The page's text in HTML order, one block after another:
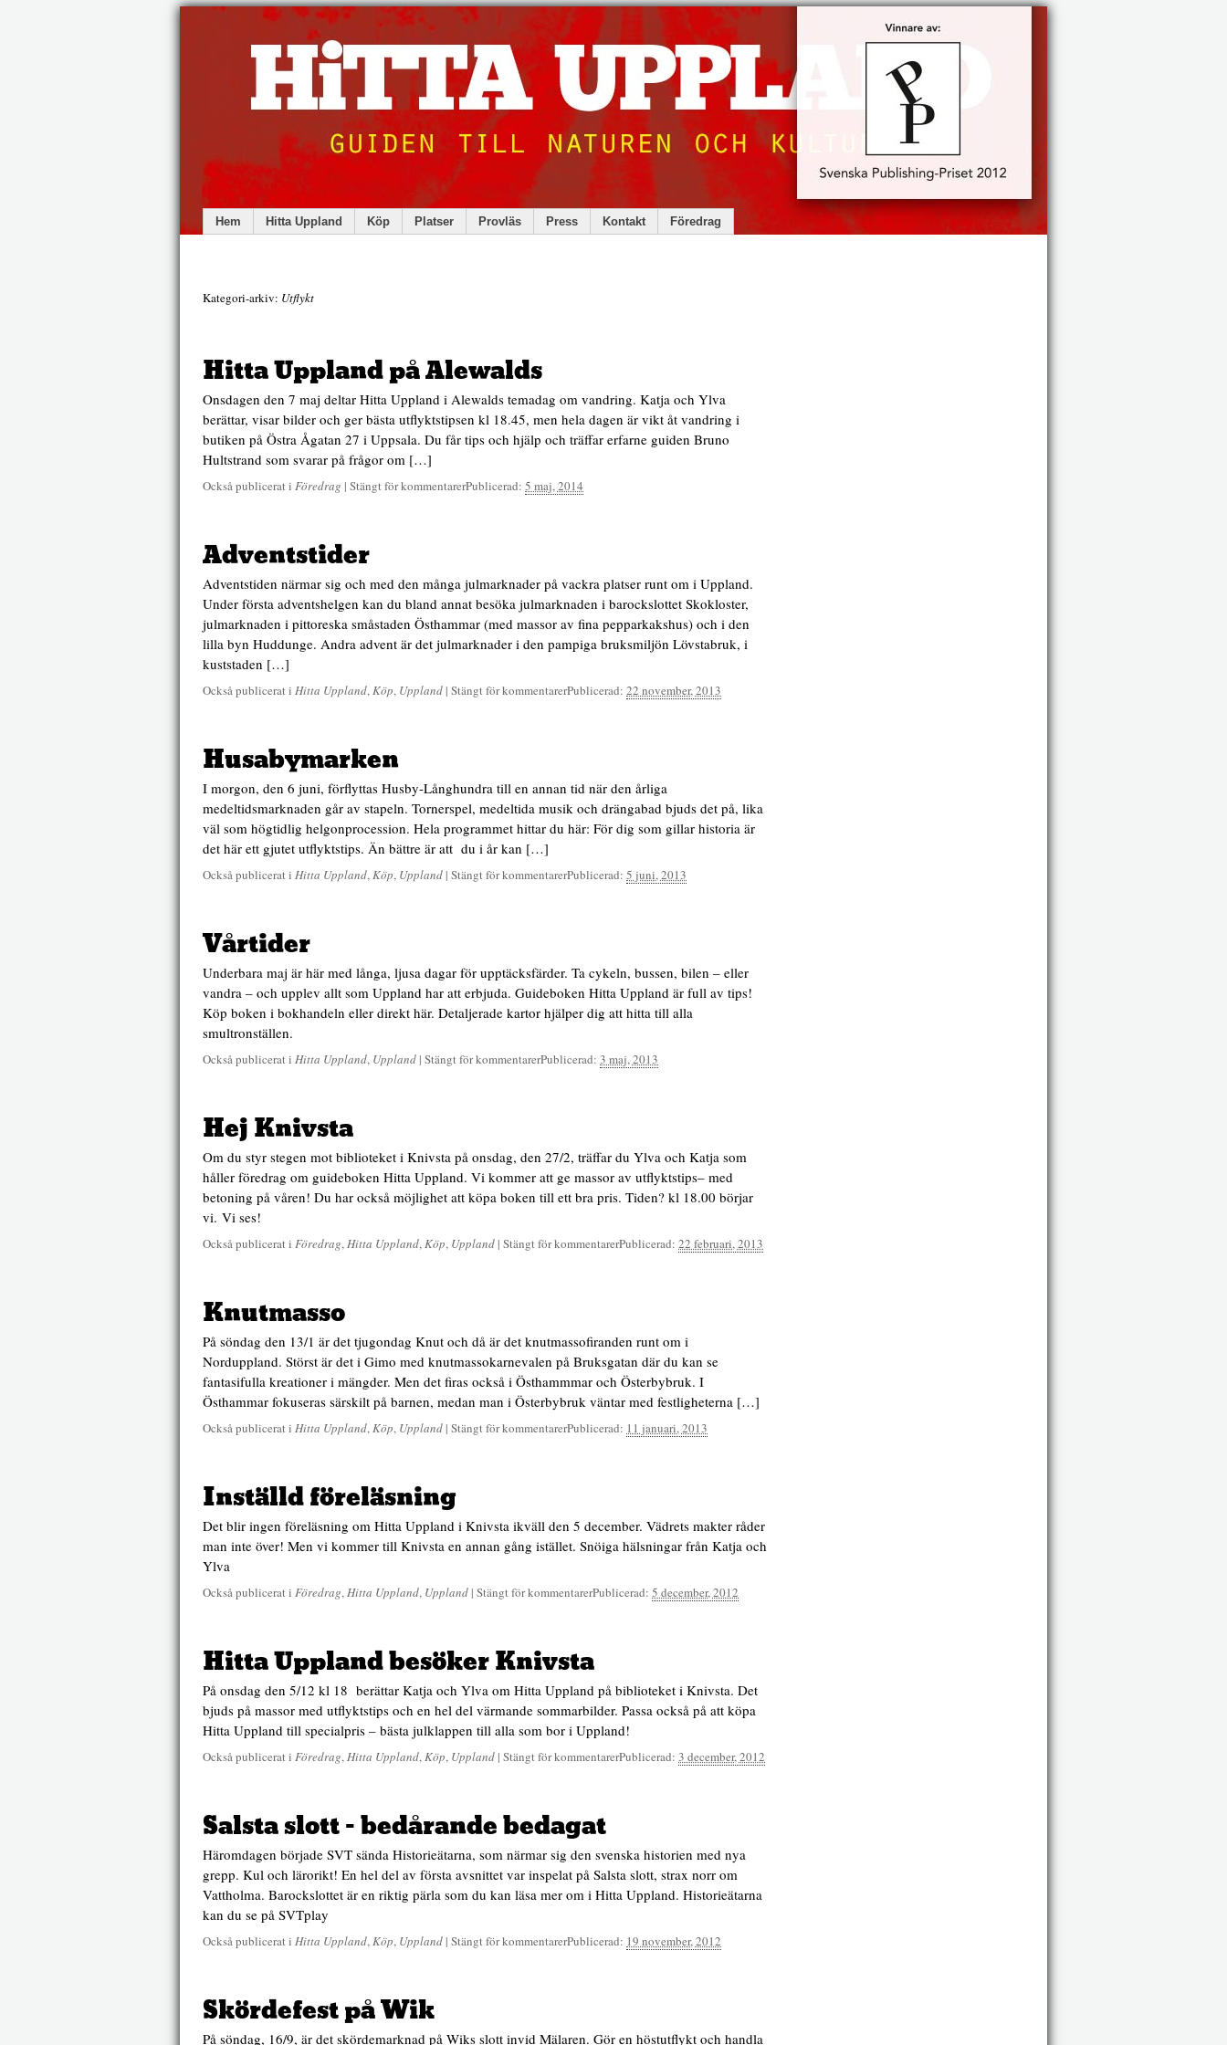
Hem Hitta Uppland Köp Platser Provläs Press Kontakt Föredrag
Kategori-arkiv: Utflykt
Hitta Uppland på Alewalds
Onsdagen den 7 maj deltar Hitta Uppland i Alewalds temadag om vandring. Katja och Ylva
berättar, visar bilder och ger bästa utflyktstipsen kl 18.45, men hela dagen är vikt åt vandring i
butiken på Östra Ågatan 27 i Uppsala. Du får tips och hjälp och träffar erfarne guiden Bruno
Hultstrand som svarar på frågor om […]
Också publicerat i Föredrag | Stängt för kommentarerPublicerad: 5 maj, 2014
Adventstider
Adventstiden närmar sig och med den många julmarknader på vackra platser runt om i Uppland.
Under första adventshelgen kan du bland annat besöka julmarknaden i barockslottet Skokloster,
julmarknaden i pittoreska småstaden Östhammar (med massor av fina pepparkakshus) och i den
lilla byn Huddunge. Andra advent är det julmarknader i den pampiga bruksmiljön Lövstabruk, i
kuststaden […]
Också publicerat i Hitta Uppland,Köp, Uppland | Stängt för kommentarerPublicerad: 22 november, 2013
Husabymarken
I morgon, den 6 juni, förflyttas Husby-Långhundra till en annan tid när den årliga
medeltidsmarknaden går av stapeln. Tornerspel, medeltida musik och drängabad bjuds det på, lika
väl som högtidlig helgonprocession. Hela programmet hittar du här: För dig som gillar historia är
det här ett gjutet utflyktstips. Än bättre är att du i år kan […]
Också publicerat i Hitta Uppland,Köp, Uppland | Stängt för kommentarerPublicerad: 5 juni, 2013
Vårtider
Underbara maj är här med långa, ljusa dagar för upptäcksfärder. Ta cykeln, bussen, bilen – eller
vandra – och upplev allt som Uppland har att erbjuda. Guideboken Hitta Uppland är full av tips!
Köp boken i bokhandeln eller direkt här. Detaljerade kartor hjälper dig att hitta till alla
smultronställen.
Också publicerat i Hitta Uppland, Uppland | Stängt för kommentarerPublicerad: 3 maj, 2013
Hej Knivsta
Om du styr stegen mot biblioteket i Knivsta på onsdag, den 27/2, träffar du Ylva och Katja som
håller föredrag om guideboken Hitta Uppland. Vi kommer att ge massor av utflyktstips– med
betoning på våren! Du har också möjlighet att köpa boken till ett bra pris. Tiden? kl 18.00 börjar
vi. Vi ses!
Också publicerat i Föredrag,Hitta Uppland,Köp, Uppland | Stängt för kommentarerPublicerad: 22 februari, 2013
Knutmasso
På söndag den 13/1 är det tjugondag Knut och då är det knutmassofiranden runt om i
Norduppland. Störst är det i Gimo med knutmassokarnevalen på Bruksgatan där du kan se
fantasifulla kreationer i mängder. Men det firas också i Östhammmar och Österbybruk. I
Östhammar fokuseras särskilt på barnen, medan man i Österbybruk väntar med festligheterna […]
Också publicerat i Hitta Uppland,Köp, Uppland | Stängt för kommentarerPublicerad: 11 januari, 2013
Inställd föreläsning
Det blir ingen föreläsning om Hitta Uppland i Knivsta ikväll den 5 december. Vädrets makter råder
man inte över! Men vi kommer till Knivsta en annan gång istället. Snöiga hälsningar från Katja och
Ylva
Också publicerat i Föredrag,Hitta Uppland, Uppland | Stängt för kommentarerPublicerad: 5 december, 2012
Hitta Uppland besöker Knivsta
På onsdag den 5/12 kl 18 berättar Katja och Ylva om Hitta Uppland på biblioteket i Knivsta. Det
bjuds på massor med utflyktstips och en hel del värmande sommarbilder. Passa också på att köpa
Hitta Uppland till specialpris – bästa julklappen till alla som bor i Uppland!
Också publicerat i Föredrag,Hitta Uppland,Köp, Uppland | Stängt för kommentarerPublicerad: 3 december, 2012
Salsta slott – bedårande bedagat
Häromdagen började SVT sända Historieätarna, som närmar sig den svenska historien med nya
grepp. Kul och lärorikt! En hel del av första avsnittet var inspelat på Salsta slott, strax norr om
Vattholma. Barockslottet är en riktig pärla som du kan läsa mer om i Hitta Uppland. Historieätarna
kan du se på SVTplay
Också publicerat i Hitta Uppland,Köp, Uppland | Stängt för kommentarerPublicerad: 19 november, 2012
Skördefest på Wik
På söndag, 16/9, är det skördemarknad på Wiks slott invid Mälaren. Gör en höstutflykt och handla